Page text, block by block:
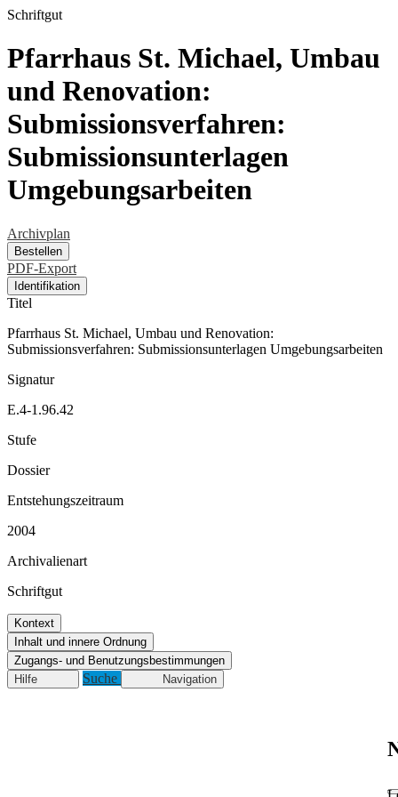
Schriftgut
Pfarrhaus St. Michael, Umbau
und Renovation:
Submissionsverfahren:
Submissionsunterlagen
Umgebungsarbeiten
Archivplan
Bestellen
PDF-Export
Identifikation
Titel
Pfarrhaus St. Michael, Umbau und Renovation:
Submissionsverfahren: Submissionsunterlagen Umgebungsarbeiten
Signatur
E.4-1.96.42
Stufe
Dossier
Entstehungszeitraum
2004
Archivalienart
Schriftgut
Kontext
Inhalt und innere Ordnung
Zugangs- und Benutzungsbestimmungen
Hilfe
Suche Navigation